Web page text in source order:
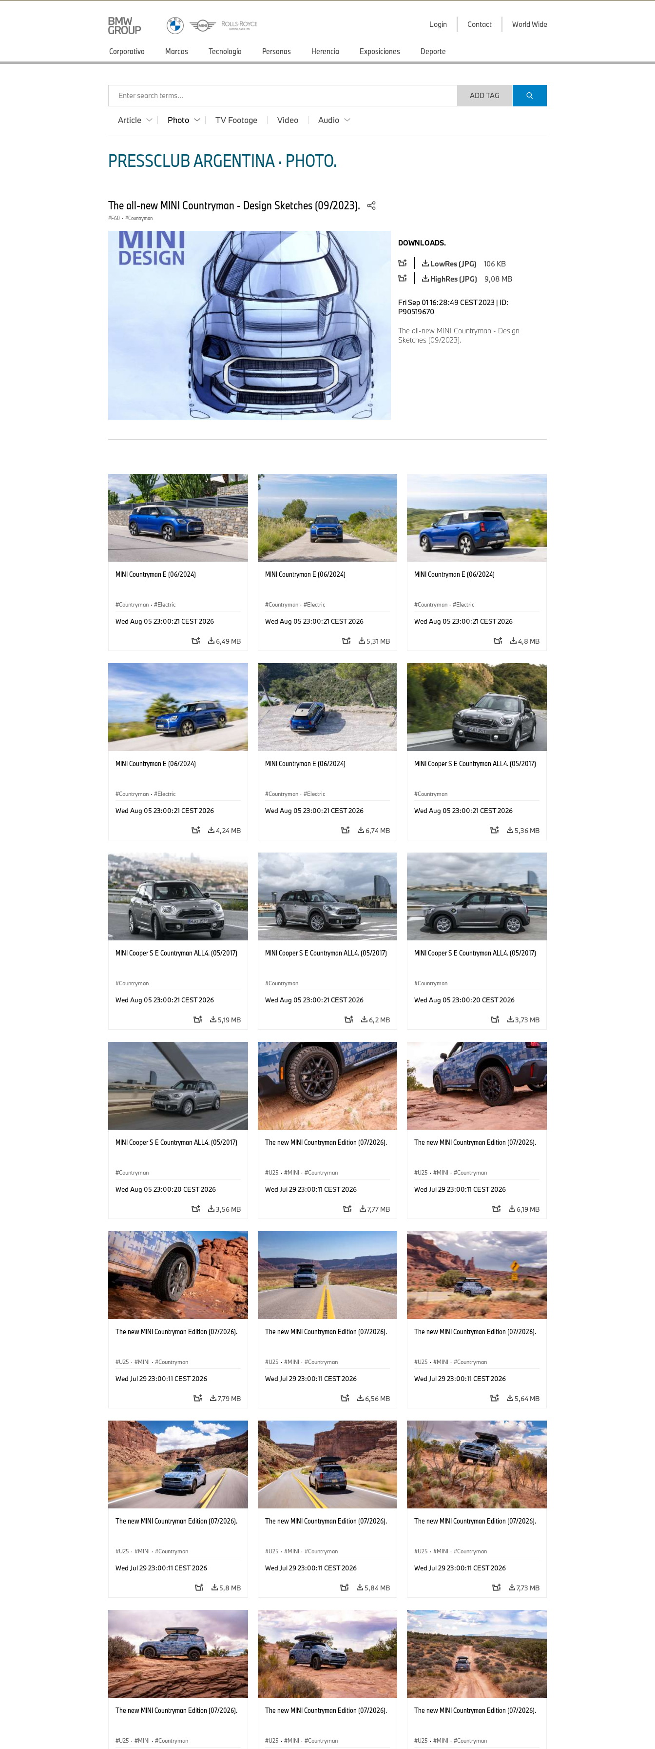
Login Contact World Wide
Corporativo Marcas Tecnología Personas Herencia Exposiciones Deporte
Enter search terms... ADD TAG
Article Photo TV Footage Video Audio
PRESSCLUB ARGENTINA · PHOTO.
The all-new MINI Countryman - Design Sketches (09/2023).
F60 · Countryman
DOWNLOADS.
LowRes (JPG)
106 KB
HighRes (JPG)
9,08 MB
Fri Sep 01 16:28:49 CEST 2023 | ID:
P90519670
The all-new MINI Countryman - Design
Sketches (09/2023).
MINI Countryman E (06/2024)
Countryman · Electric
Wed Aug 05 23:00:21 CEST 2026
6,49 MB
MINI Countryman E (06/2024)
Countryman · Electric
Wed Aug 05 23:00:21 CEST 2026
5,31 MB
MINI Countryman E (06/2024)
Countryman · Electric
Wed Aug 05 23:00:21 CEST 2026
4,8 MB
MINI Countryman E (06/2024)
Countryman · Electric
Wed Aug 05 23:00:21 CEST 2026
4,24 MB
MINI Countryman E (06/2024)
Countryman · Electric
Wed Aug 05 23:00:21 CEST 2026
6,74 MB
MINI Cooper S E Countryman ALL4. (05/2017)
Countryman
Wed Aug 05 23:00:21 CEST 2026
5,36 MB
MINI Cooper S E Countryman ALL4. (05/2017)
Countryman
Wed Aug 05 23:00:21 CEST 2026
5,19 MB
MINI Cooper S E Countryman ALL4. (05/2017)
Countryman
Wed Aug 05 23:00:21 CEST 2026
6,2 MB
MINI Cooper S E Countryman ALL4. (05/2017)
Countryman
Wed Aug 05 23:00:20 CEST 2026
3,73 MB
MINI Cooper S E Countryman ALL4. (05/2017)
Countryman
Wed Aug 05 23:00:20 CEST 2026
3,56 MB
The new MINI Countryman Edition (07/2026).
U25 · MINI · Countryman
Wed Jul 29 23:00:11 CEST 2026
7,77 MB
The new MINI Countryman Edition (07/2026).
U25 · MINI · Countryman
Wed Jul 29 23:00:11 CEST 2026
6,19 MB
The new MINI Countryman Edition (07/2026).
U25 · MINI · Countryman
Wed Jul 29 23:00:11 CEST 2026
7,79 MB
The new MINI Countryman Edition (07/2026).
U25 · MINI · Countryman
Wed Jul 29 23:00:11 CEST 2026
6,56 MB
The new MINI Countryman Edition (07/2026).
U25 · MINI · Countryman
Wed Jul 29 23:00:11 CEST 2026
5,64 MB
The new MINI Countryman Edition (07/2026).
U25 · MINI · Countryman
Wed Jul 29 23:00:11 CEST 2026
5,8 MB
The new MINI Countryman Edition (07/2026).
U25 · MINI · Countryman
Wed Jul 29 23:00:11 CEST 2026
5,84 MB
The new MINI Countryman Edition (07/2026).
U25 · MINI · Countryman
Wed Jul 29 23:00:11 CEST 2026
7,73 MB
The new MINI Countryman Edition (07/2026).
U25 · MINI · Countryman
The new MINI Countryman Edition (07/2026).
U25 · MINI · Countryman
The new MINI Countryman Edition (07/2026).
U25 · MINI · Countryman